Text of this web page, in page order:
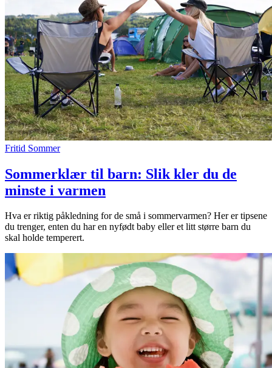
Praktisk informasjon
Ledige stillinger
Magasin
Gavekort
Finn frem
Fritid Sommer
Sommerklær til barn: Slik kler du de
minste i varmen
Hva er riktig påkledning for de små i sommervarmen? Her er tipsene
du trenger, enten du har en nyfødt baby eller et litt større barn du
skal holde temperert.